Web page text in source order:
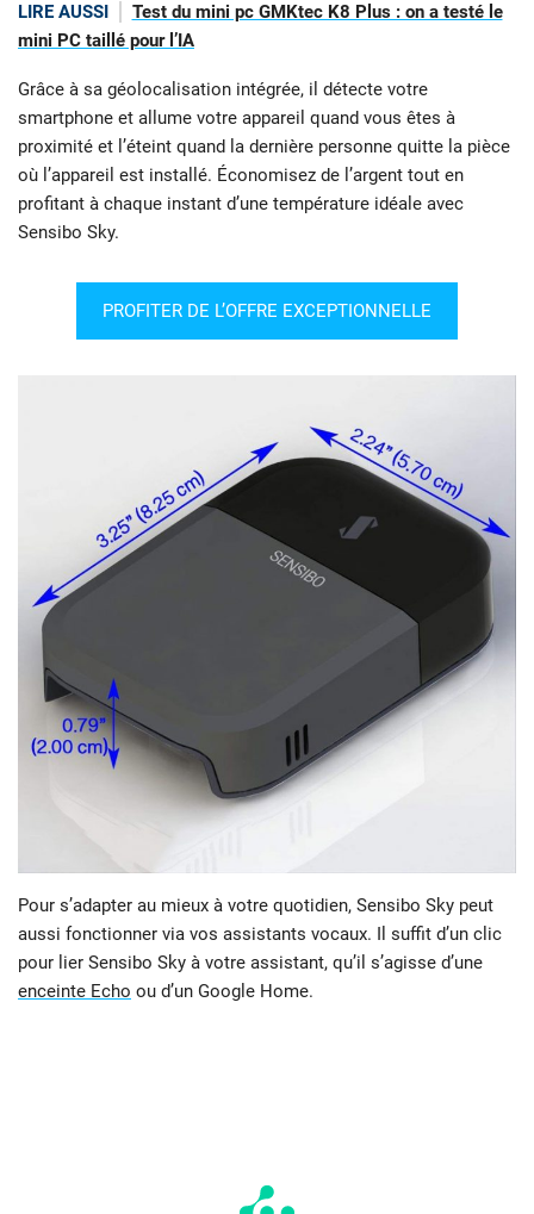
LIRE AUSSI
Test du mini pc GMKtec K8 Plus : on a testé le
mini PC taillé pour l’IA
Grâce à sa géolocalisation intégrée, il détecte votre
smartphone et allume votre appareil quand vous êtes à
proximité et l’éteint quand la dernière personne quitte la pièce
où l’appareil est installé. Économisez de l’argent tout en
profitant à chaque instant d’une température idéale avec
Sensibo Sky.
PROFITER DE L’OFFRE EXCEPTIONNELLE
Pour s’adapter au mieux à votre quotidien, Sensibo Sky peut
aussi fonctionner via vos assistants vocaux. Il suffit d’un clic
pour lier Sensibo Sky à votre assistant, qu’il s’agisse d’une
enceinte Echo ou d’un Google Home.